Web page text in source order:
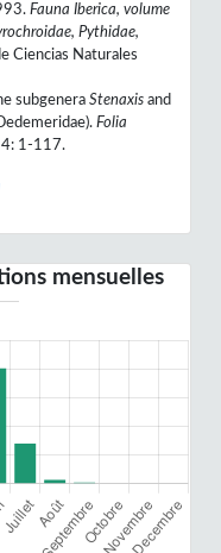
Fauna Iberica, volume
Pythidae,
Ciencias Naturales
subgenera Stenaxis and
Folia
4: 1-117.
mensuelles